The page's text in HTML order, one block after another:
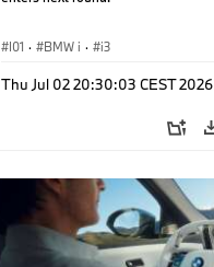
I01 · BMW i · i3
Thu Jul 02 20:30:03 CEST 2026